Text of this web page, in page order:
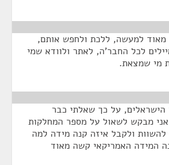
מאוד למעשה, ללכת ולחפש אותם,
לכל החבר'ה, לאתר ולוודא שמי
מי שמצאת.
על כך שאלתי כבר
מבקש לשאול על מספר המחלקות
ולקבל איזה קנה מידה למה
המידה האמריקאי קשה מאוד